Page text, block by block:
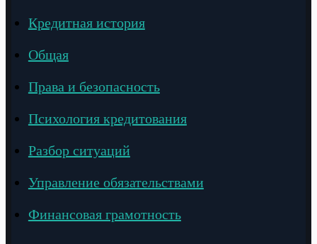
Кредитная история
Общая
Права и безопасность
Психология кредитования
Разбор ситуаций
Управление обязательствами
Финансовая грамотность